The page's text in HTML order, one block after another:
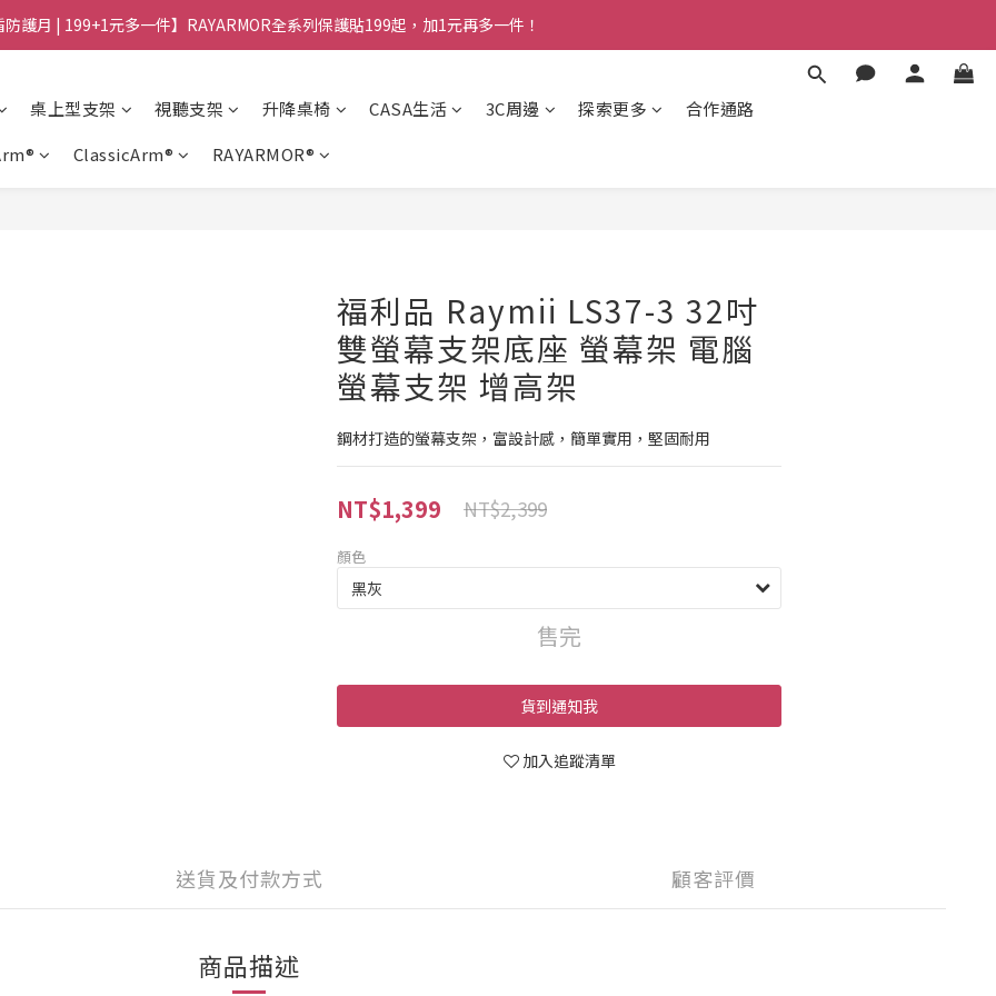
護月 | 199+1元多一件】RAYARMOR全系列保護貼199起，加1元再多一件！
桌上型支架 視聽支架 升降桌椅 CASA生活 3C周邊 探索更多
合作通路
ClassicArm® RAYARMOR®
福利品 Raymii LS37-3 32吋
雙螢幕支架底座 螢幕架 電腦
螢幕支架 增高架
鋼材打造的螢幕支架，富設計感，簡單實用，堅固耐用
NT$1,399 NT$2,399
顏色
售完
貨到通知我
加入追蹤清單
送貨及付款方式 顧客評價
商品描述